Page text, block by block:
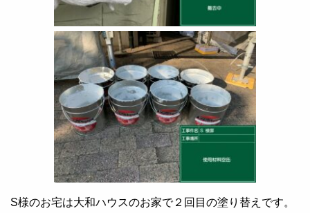
S様のお宅は大和ハウスのお家で２回目の塗り替えです。